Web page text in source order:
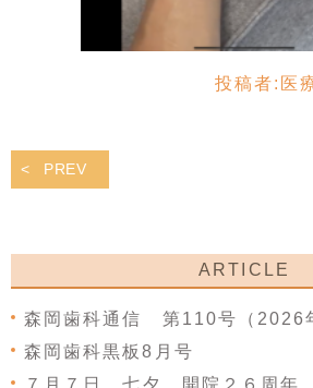
投稿者: 医
PREV
ARTICLE
森岡歯科通信 第110号（2026
森岡歯科黒板8月号
７月７日 七夕 開院２６周年